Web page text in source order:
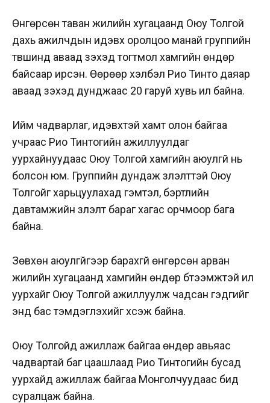
Өнгөрсөн таван жилийн хугацаанд Оюу Толгой
дахь ажилчдын идэвх оролцоо манай группийн
түвшинд аваад үзэхэд тогтмол хамгийн өндөр
байсаар ирсэн. Өөрөөр хэлбэл Рио Тинто даяар
аваад үзэхэд дунджаас 20 гаруй хувь илүү байна.
Ийм чадварлаг, идэвхтэй хамт олон байгаа
учраас Рио Тинтогийн ажиллуулдаг
уурхайнуудаас Оюу Толгой хамгийн аюулгүй нь
болсон юм. Группийн дундаж үзүүлэлттэй Оюу
Толгойг харьцуулахад гэмтэл, бэртлийн
давтамжийн үзүүлэлт бараг хагас орчмоор бага
байна.
Зөвхөн аюулгүйгээр барахгүй өнгөрсөн арван
жилийн хугацаанд хамгийн өндөр бүтээмжтэй ил
уурхайг Оюу Толгой ажиллуулж чадсан гэдгийг
энд бас тэмдэглэхийг хүсэж байна.
Оюу Толгойд ажиллаж байгаа өндөр авьяас
чадвартай баг цаашлаад Рио Тинтогийн бусад
уурхайд ажиллаж байгаа Монголчуудаас бид
суралцаж байна.